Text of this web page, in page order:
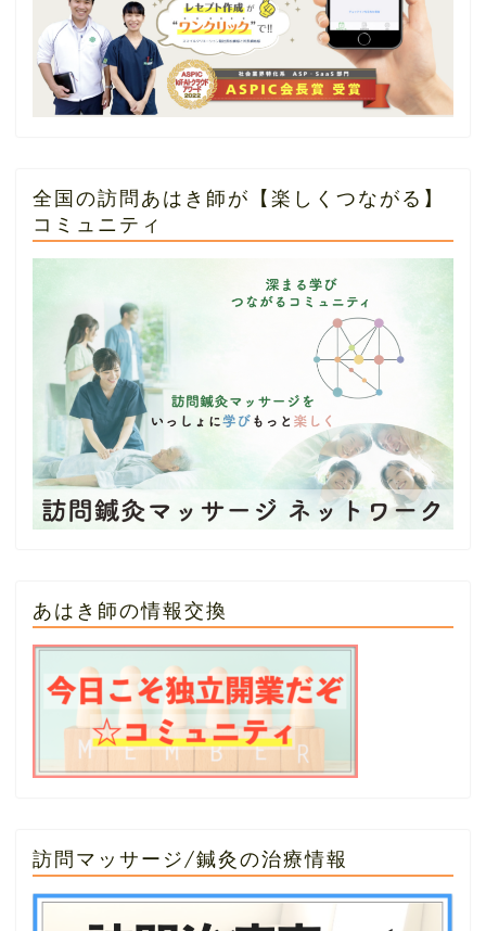
全国の訪問あはき師が【楽しくつながる】
コミュニティ
あはき師の情報交換
訪問マッサージ/鍼灸の治療情報